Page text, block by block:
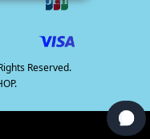
Reserved.
.